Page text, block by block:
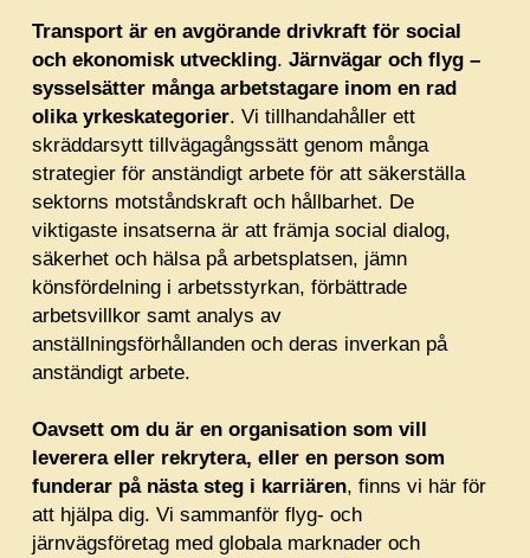
Transport är en avgörande drivkraft för social
och ekonomisk utveckling. Järnvägar och flyg –
sysselsätter många arbetstagare inom en rad
olika yrkeskategorier. Vi tillhandahåller ett
skräddarsytt tillvägagångssätt genom många
strategier för anständigt arbete för att säkerställa
sektorns motståndskraft och hållbarhet. De
viktigaste insatserna är att främja social dialog,
säkerhet och hälsa på arbetsplatsen, jämn
könsfördelning i arbetsstyrkan, förbättrade
arbetsvillkor samt analys av
anställningsförhållanden och deras inverkan på
anständigt arbete.
Oavsett om du är en organisation som vill
leverera eller rekrytera, eller en person som
funderar på nästa steg i karriären, finns vi här för
att hjälpa dig. Vi sammanför flyg- och
järnvägsföretag med globala marknader och